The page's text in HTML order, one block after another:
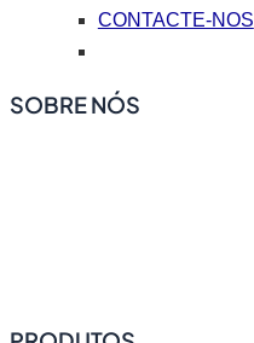
CONTACTE-NOS
SOBRE NÓS